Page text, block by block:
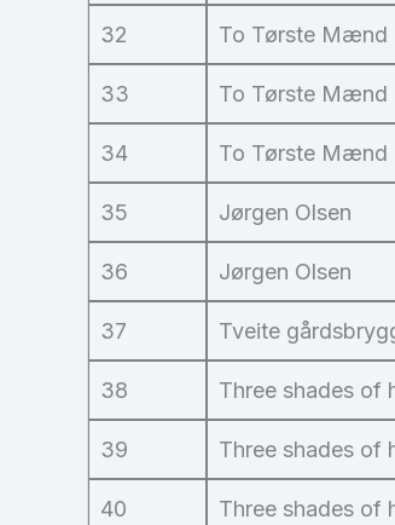
32 To Tørste Mænd
33 To Tørste Mænd
34 To Tørste Mænd
35 Jørgen Olsen
36 Jørgen Olsen
37 Tveite
38 Three shades of
39 Three shades of
40 Three shades of